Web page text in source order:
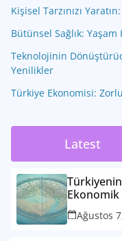
Kişisel Tarzınızı
Bütünsel Sağlık:
Teknolojinin
Yenilikler
Türkiye Ekonomisi:
Latest
Türkiyenin
Ağustos